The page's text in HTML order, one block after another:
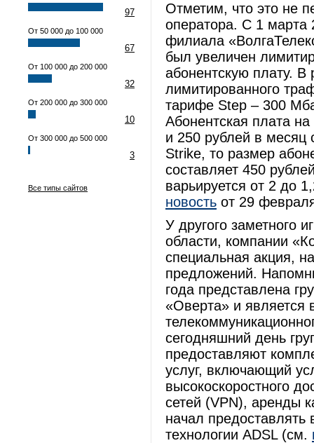
97
От 50 000 до 100 000
67
От 100 000 до 200 000
32
От 200 000 до 300 000
10
От 300 000 до 500 000
3
Все типы сайтов
Отметим, что это не
оператора. С 1 марта
филиала
был увеличен
абонентскую плату.
лимитированного
тарифе Step – 300
Абонентская плата
и 250 рублей в месяц
Strike, то размер
составляет 450
варьируется от 2 до
новость от 29
У другого заметного
области, компании
специальная акция,
предложений.
года представлена
«Оверта» и является
сегодняшний день
предоставляют
услуг, включающий
высокоскоростного
сетей (VPN), аренды
начал предоставлять
технологии ADSL (см.